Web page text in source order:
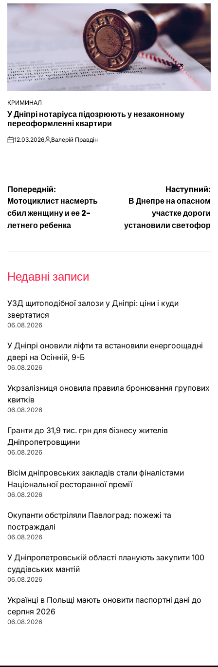
ОПУБЛІКУВАТИ
У
КРИМИНАЛ
У Дніпрі нотаріуса підозрюють у незаконному
переоформленні квартири
on12.03.2026Опубліковано
Валерій Правдін
Навігація
записів
Попередній:
Мотоциклист насмерть
сбил женщину и ее 2-
летнего ребенка
Наступний:
В Днепре на опасном
участке дороги
установили светофор
Недавні записи
УЗД щитоподібної залози у Дніпрі: ціни і куди
звертатися
06.08.2026
У Дніпрі оновили ліфти та встановили енергоощадні
двері на Осінній, 9-Б
06.08.2026
Укрзалізниця оновила правила бронювання групових
квитків
06.08.2026
Гранти до 31,9 тис. грн для бізнесу жителів
Дніпропетровщини
06.08.2026
Вісім дніпровських закладів стали фіналістами
Національної ресторанної премії
06.08.2026
Окупанти обстріляли Павлоград: пожежі та
постраждалі
06.08.2026
У Дніпропетровській області планують закупити 100
суддівських мантій
06.08.2026
Українці в Польщі мають оновити паспортні дані до
серпня 2026
06.08.2026